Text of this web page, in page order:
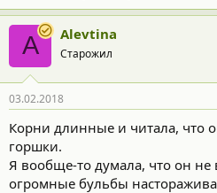
A Alevtina
Старожил
03.02.2018
Корни длинные и читала, что
горшки.
Я вообще-то думала, что он не
огромные бульбы